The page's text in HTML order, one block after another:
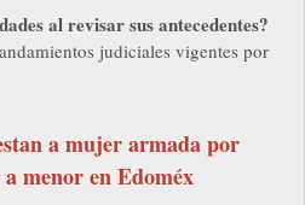
al revisar sus antecedentes?
judiciales vigentes por
a mujer armada por
menor en Edoméx